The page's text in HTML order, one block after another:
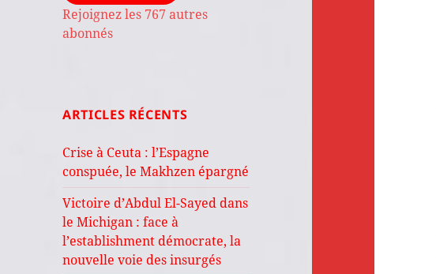
Rejoignez les 767 autres
abonnés
ARTICLES RÉCENTS
Crise à Ceuta : l’Espagne
conspuée, le Makhzen épargné
Victoire d’Abdul El-Sayed dans
le Michigan : face à
l’establishment démocrate, la
nouvelle voie des insurgés